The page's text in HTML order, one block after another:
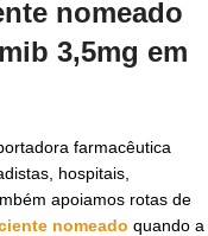
nomeado
3,5mg em
farmacêutica
hospitais,
apoiamos rotas de
nomeado quando a